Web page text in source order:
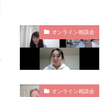
オンライン相談会
オンライン相談会